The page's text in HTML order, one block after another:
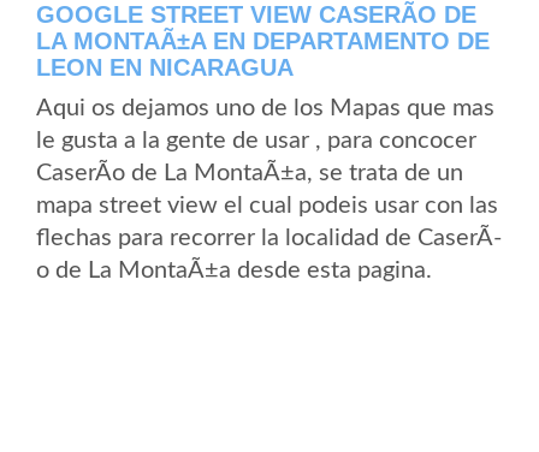
GOOGLE STREET VIEW CASERÃ­O DE
LA MONTAÃ±A EN DEPARTAMENTO DE
LEON EN NICARAGUA
Aqui os dejamos uno de los Mapas que mas
le gusta a la gente de usar , para concocer
CaserÃ­o de La MontaÃ±a, se trata de un
mapa street view el cual podeis usar con las
flechas para recorrer la localidad de CaserÃ­
o de La MontaÃ±a desde esta pagina.